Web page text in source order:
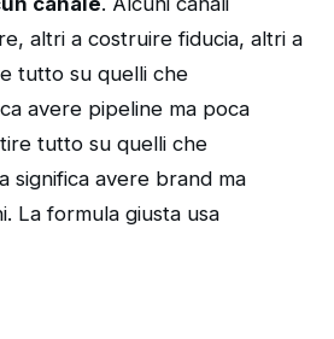
altri a costruire fiducia, altri a
tutto su quelli che
avere pipeline ma poca
tutto su quelli che
significa avere brand ma
La formula giusta usa